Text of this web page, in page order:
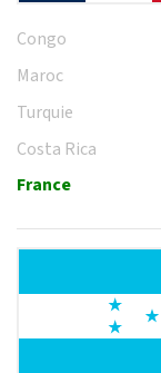
Congo
Maroc
Turquie
Costa Rica
France